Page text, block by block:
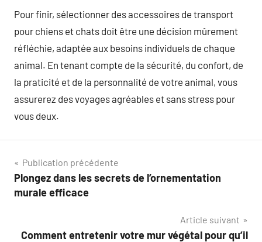
Pour finir, sélectionner des accessoires de transport
pour chiens et chats doit être une décision mûrement
réfléchie, adaptée aux besoins individuels de chaque
animal. En tenant compte de la sécurité, du confort, de
la praticité et de la personnalité de votre animal, vous
assurerez des voyages agréables et sans stress pour
vous deux.
Navigation
de
Publication précédente
Plongez dans les secrets de l’ornementation
murale efficace
Article suivant
Comment entretenir votre mur végétal pour qu’il